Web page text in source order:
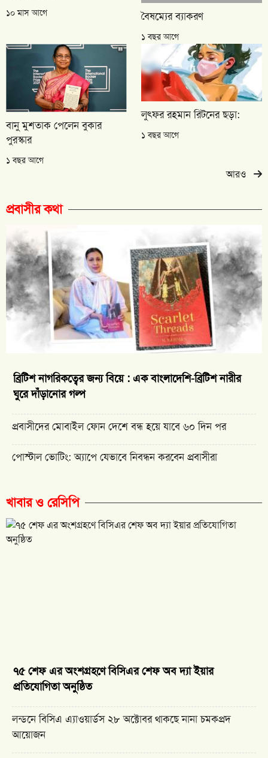
১০ মাস আগে বৈষম্যের ব্যাকরণ
১ বছর আগে
বানু মুশতাক পেলেন বুকার
পুরস্কার
১ বছর আগে
লুৎফর রহমান রিটনের ছড়া:
১ বছর আগে
আরও
প্রবাসীর কথা
ব্রিটিশ নাগরিকত্বের জন্য বিয়ে : এক বাংলাদেশি-ব্রিটিশ নারীর
ঘুরে দাঁড়ানোর গল্প
প্রবাসীদের মোবাইল ফোন দেশে বন্ধ হয়ে যাবে ৬০ দিন পর
পোস্টাল ভোটিং: অ্যাপে যেভাবে নিবন্ধন করবেন প্রবাসীরা
খাবার ও রেসিপি
৭৫ শেফ এর অংশগ্রহণে বিসিএর শেফ অব দ্যা ইয়ার
প্রতিযোগিতা অনুষ্ঠিত
লন্ডনে বিসিএ এ্যাওয়ার্ডস ২৮ অক্টোবর থাকছে নানা চমকপ্রদ
আয়োজন